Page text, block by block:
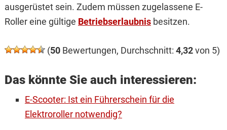
ausgerüstet sein. Zudem müssen zugelassene E-
Roller eine gültige Betriebserlaubnis besitzen.
(50Bewertungen, Durchschnitt: 4,32von 5)
Das könnte Sie auch interessieren:
E-Scooter: Ist ein Führerschein für die
Elektroroller notwendig?